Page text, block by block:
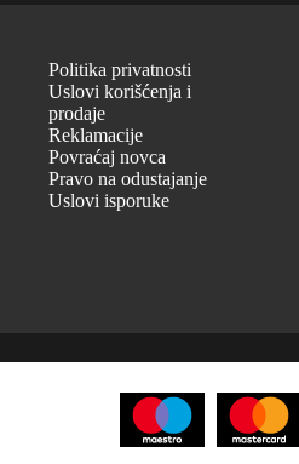
Politika privatnosti
Uslovi korišćenja i
prodaje
Reklamacije
Povraćaj novca
Pravo na odustajanje
Uslovi isporuke